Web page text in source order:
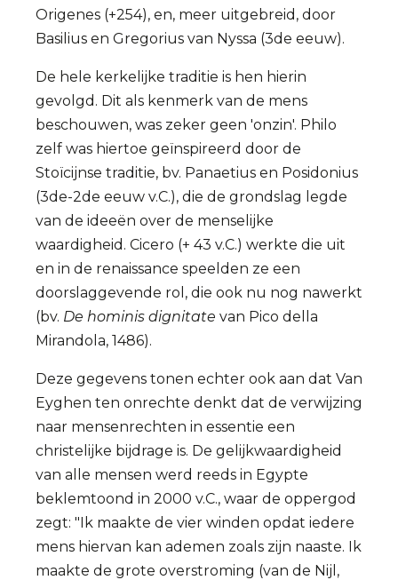
Origenes (+254), en, meer uitgebreid, door
Basilius en Gregorius van Nyssa (3de eeuw).
De hele kerkelijke traditie is hen hierin
gevolgd. Dit als kenmerk van de mens
beschouwen, was zeker geen 'onzin'. Philo
zelf was hiertoe geïnspireerd door de
Stoïcijnse traditie, bv. Panaetius en Posidonius
(3de-2de eeuw v.C.), die de grondslag legde
van de ideeën over de menselijke
waardigheid. Cicero (+ 43 v.C.) werkte die uit
en in de renaissance speelden ze een
doorslaggevende rol, die ook nu nog nawerkt
(bv. De hominis dignitate van Pico della
Mirandola, 1486).
Deze gegevens tonen echter ook aan dat Van
Eyghen ten onrechte denkt dat de verwijzing
naar mensenrechten in essentie een
christelijke bijdrage is. De gelijkwaardigheid
van alle mensen werd reeds in Egypte
beklemtoond in 2000 v.C., waar de oppergod
zegt: "Ik maakte de vier winden opdat iedere
mens hiervan kan ademen zoals zijn naaste. Ik
maakte de grote overstroming (van de Nijl,